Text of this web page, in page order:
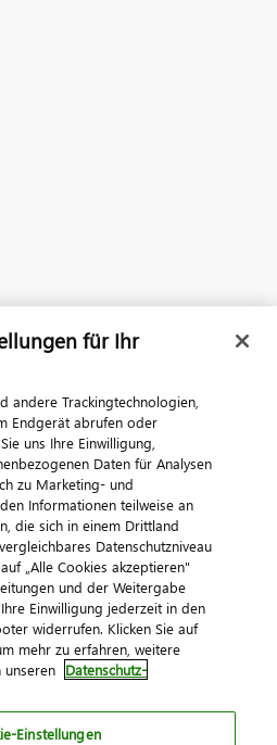
Sie uns
DATEV eG
AGB Kontakt
Einstellungen
für Ihr
andere Trackingtechnologien,
Endgerät abrufen oder
uns Ihre Einwilligung,
Daten für Analysen
zu Marketing- und
Informationen teilweise an
die sich in einem Drittland
Datenschutzniveau
„Alle Cookies akzeptieren"
und der Weitergabe
Einwilligung jederzeit in den
widerrufen. Klicken Sie auf
mehr zu erfahren, weitere
unseren Datenschutz-
Einstellungen